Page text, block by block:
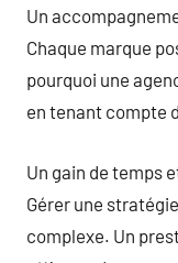
Un
Chaque marque
pourquoi une
en tenant compte
Un gain de temps
Gérer une
complexe. Un